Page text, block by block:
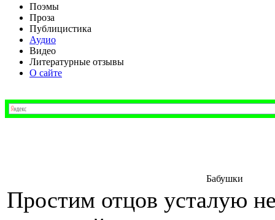
Поэмы
Проза
Публицистика
Аудио
Видео
Литературные отзывы
О сайте
Бабушки
Простим отцов усталую